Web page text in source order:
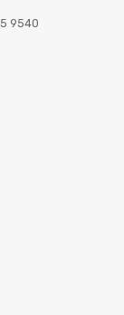
9540